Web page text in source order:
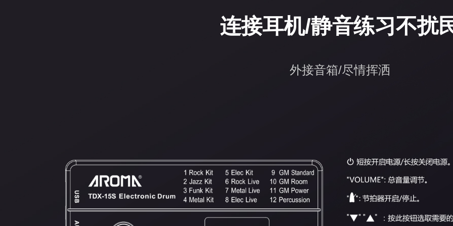
连接耳机/静音练习不扰
外接音箱/尽情挥洒